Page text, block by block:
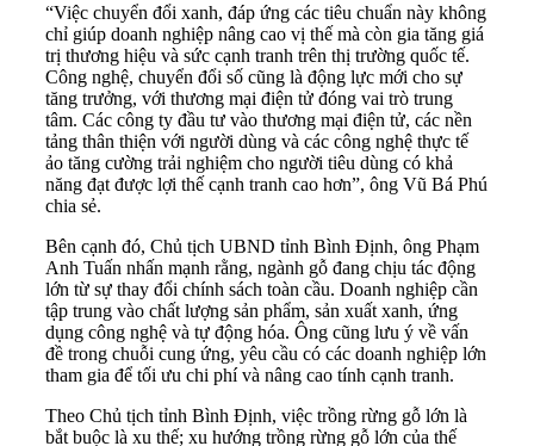
“Việc chuyển đổi xanh, đáp ứng các tiêu chuẩn này không
chỉ giúp doanh nghiệp nâng cao vị thế mà còn gia tăng giá
trị thương hiệu và sức cạnh tranh trên thị trường quốc tế.
Công nghệ, chuyển đổi số cũng là động lực mới cho sự
tăng trưởng, với thương mại điện tử đóng vai trò trung
tâm. Các công ty đầu tư vào thương mại điện tử, các nền
tảng thân thiện với người dùng và các công nghệ thực tế
ảo tăng cường trải nghiệm cho người tiêu dùng có khả
năng đạt được lợi thế cạnh tranh cao hơn”, ông Vũ Bá Phú
chia sẻ.
Bên cạnh đó, Chủ tịch UBND tỉnh Bình Định, ông Phạm
Anh Tuấn nhấn mạnh rằng, ngành gỗ đang chịu tác động
lớn từ sự thay đổi chính sách toàn cầu. Doanh nghiệp cần
tập trung vào chất lượng sản phẩm, sản xuất xanh, ứng
dụng công nghệ và tự động hóa. Ông cũng lưu ý về vấn
đề trong chuỗi cung ứng, yêu cầu có các doanh nghiệp lớn
tham gia để tối ưu chi phí và nâng cao tính cạnh tranh.
Theo Chủ tịch tỉnh Bình Định, việc trồng rừng gỗ lớn là
bắt buộc là xu thế; xu hướng trồng rừng gỗ lớn của thế